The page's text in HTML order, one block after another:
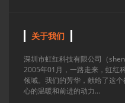
关于我们
深圳市虹红科技有限公司（
2005年01月，一路走来，虹红
领域。我们的芳华，献给了这
心的温暖和前进的动力...